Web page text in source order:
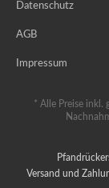
Datenschutz
AGB
Impressum
* Alle Preise inkl.
Versand und